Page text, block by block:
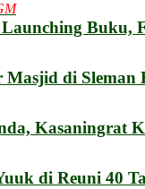
Buku,
di Sleman
Kasaningrat
di Reuni 40